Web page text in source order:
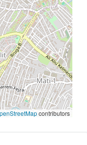
contributors